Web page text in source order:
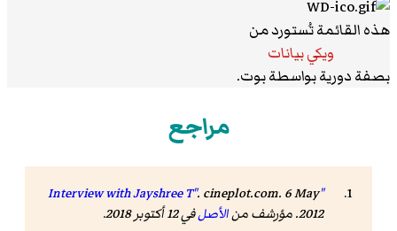
هذه القائمة تُستورد من
ويكي بيانات
بصفة دورية بواسطة بوت.
مراجع
"Interview with Jayshree T"
. cineplot.com. 6 May
2012. مؤرشف من
الأصلفي 12 أكتوبر 2018
.